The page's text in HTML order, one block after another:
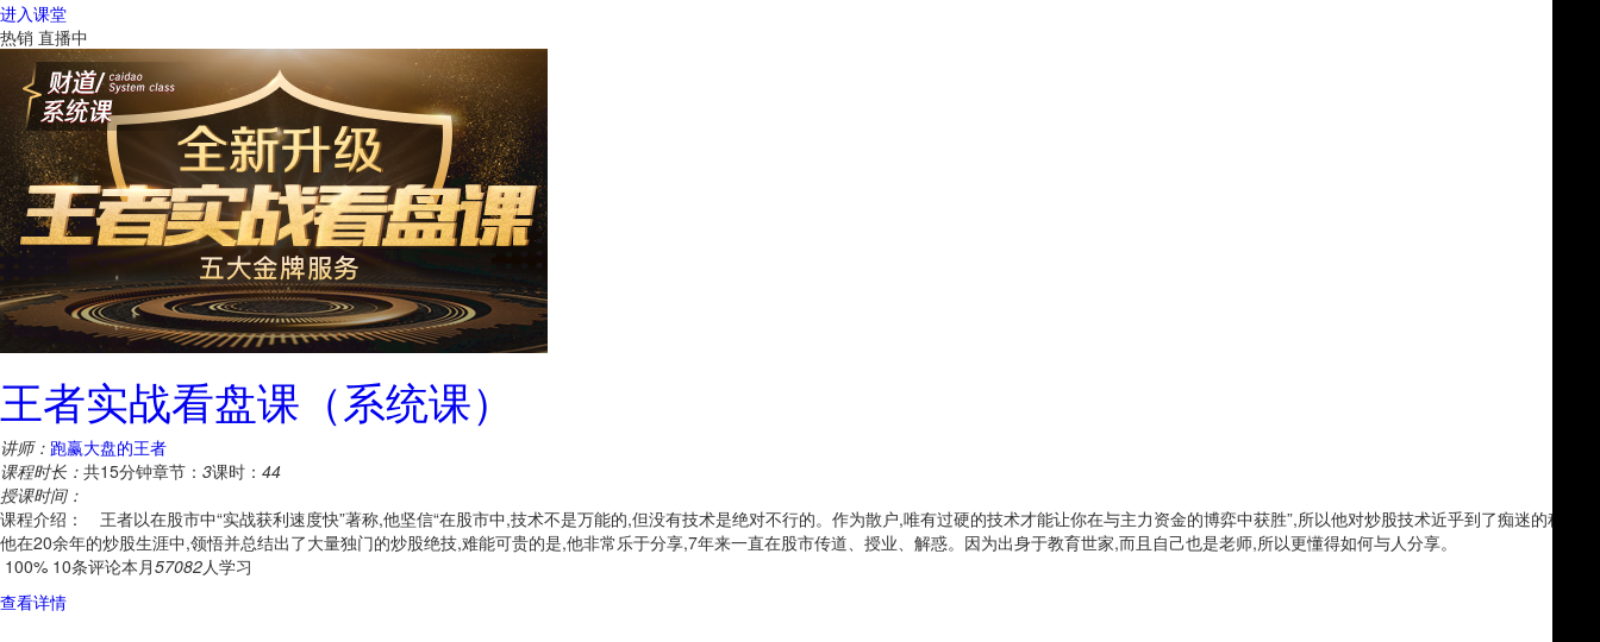
进入课堂
热销 直播中
王者实战看盘课（系统课）
讲师： 跑赢大盘的王者
课程时长： 共15分钟章节： 3课时： 44
授课时间：
课程介绍： 王者以在股市中“实战获利速度快”著称,他坚信“在股市中,技术不是万能的,但没有技术是绝对不行的。作为散户,唯有过硬的技术才能让你在与主力资金的博弈中获胜”,所以他对炒股技术近乎到了痴迷的程度。
他在20余年的炒股生涯中,领悟并总结出了大量独门的炒股绝技,难能可贵的是,他非常乐于分享,7年来一直在股市传道、授业、解惑。因为出身于教育世家,而且自己也是老师,所以更懂得如何与人分享。
100% 10条评论本月57082人学习
查看详情